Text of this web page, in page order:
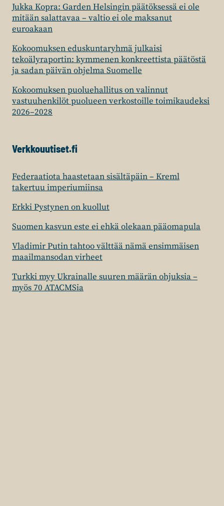
Jukka Kopra: Garden Helsingin päätöksessä ei ole
mitään salattavaa – valtio ei ole maksanut
euroakaan
Kokoomuksen eduskuntaryhmä julkaisi
tekoälyraportin: kymmenen konkreettista päätöstä
ja sadan päivän ohjelma Suomelle
Kokoomuksen puoluehallitus on valinnut
vastuuhenkilöt puolueen verkostoille toimikaudeksi
2026–2028
Verkkouutiset.fi
Federaatiota haastetaan sisältäpäin – Kreml
takertuu imperiumiinsa
Erkki Pystynen on kuollut
Suomen kasvun este ei ehkä olekaan pääomapula
Vladimir Putin tahtoo välttää nämä ensimmäisen
maailmansodan virheet
Turkki myy Ukrainalle suuren määrän ohjuksia –
myös 70 ATACMSia